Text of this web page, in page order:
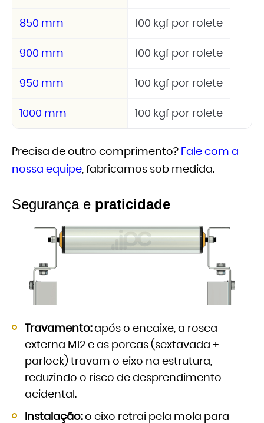
850 mm 100 kgf por rolete
900 mm 100 kgf por rolete
950 mm 100 kgf por rolete
1000 mm 100 kgf por rolete
Precisa de outro comprimento? Fale com a
nossa equipe, fabricamos sob medida.
Segurança e praticidade
Travamento:após o encaixe, a rosca
externa M12 e as porcas (sextavada +
parlock) travam o eixo na estrutura,
reduzindo o risco de desprendimento
acidental.
Instalação:o eixo retrai pela mola para